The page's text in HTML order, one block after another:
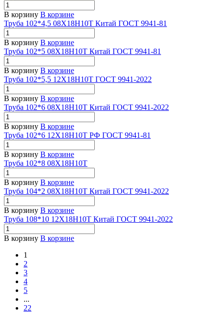
В корзину В корзине
Труба 102*4,5 08Х18Н10Т Китай ГОСТ 9941-81
В корзину В корзине
Труба 102*5 08Х18Н10Т Китай ГОСТ 9941-81
В корзину В корзине
Труба 102*5,5 12Х18Н10Т ГОСТ 9941-2022
В корзину В корзине
Труба 102*6 08Х18Н10Т Китай ГОСТ 9941-2022
В корзину В корзине
Труба 102*6 12Х18Н10Т РФ ГОСТ 9941-81
В корзину В корзине
Труба 102*8 08Х18Н10Т
В корзину В корзине
Труба 104*2 08Х18Н10Т Китай ГОСТ 9941-2022
В корзину В корзине
Труба 108*10 12Х18Н10Т Китай ГОСТ 9941-2022
В корзину В корзине
1
2
3
4
5
...
22